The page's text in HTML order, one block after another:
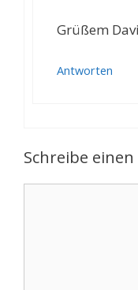
Grüßem
Antworten
Schreibe